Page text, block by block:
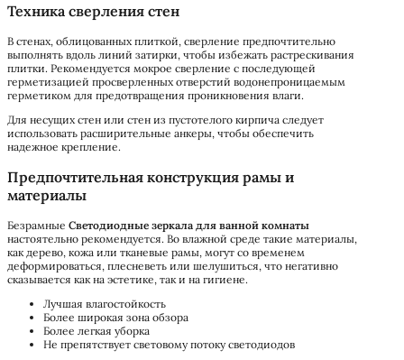
Техника сверления стен
В стенах, облицованных плиткой, сверление предпочтительно
выполнять вдоль линий затирки, чтобы избежать растрескивания
плитки. Рекомендуется мокрое сверление с последующей
герметизацией просверленных отверстий водонепроницаемым
герметиком для предотвращения проникновения влаги.
Для несущих стен или стен из пустотелого кирпича следует
использовать расширительные анкеры, чтобы обеспечить
надежное крепление.
Предпочтительная конструкция рамы и
материалы
Безрамные Светодиодные зеркала для ванной комнаты
настоятельно рекомендуется. Во влажной среде такие материалы,
как дерево, кожа или тканевые рамы, могут со временем
деформироваться, плесневеть или шелушиться, что негативно
сказывается как на эстетике, так и на гигиене.
Лучшая влагостойкость
Более широкая зона обзора
Более легкая уборка
Не препятствует световому потоку светодиодов